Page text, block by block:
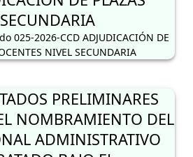
ADMINISTRATIVO
BAJO EL
DEL DECRETO
PRELIMINARES